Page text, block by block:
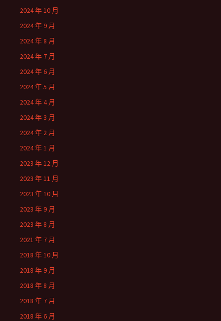
2024 年 10 月
2024 年 9 月
2024 年 8 月
2024 年 7 月
2024 年 6 月
2024 年 5 月
2024 年 4 月
2024 年 3 月
2024 年 2 月
2024 年 1 月
2023 年 12 月
2023 年 11 月
2023 年 10 月
2023 年 9 月
2023 年 8 月
2021 年 7 月
2018 年 10 月
2018 年 9 月
2018 年 8 月
2018 年 7 月
2018 年 6 月